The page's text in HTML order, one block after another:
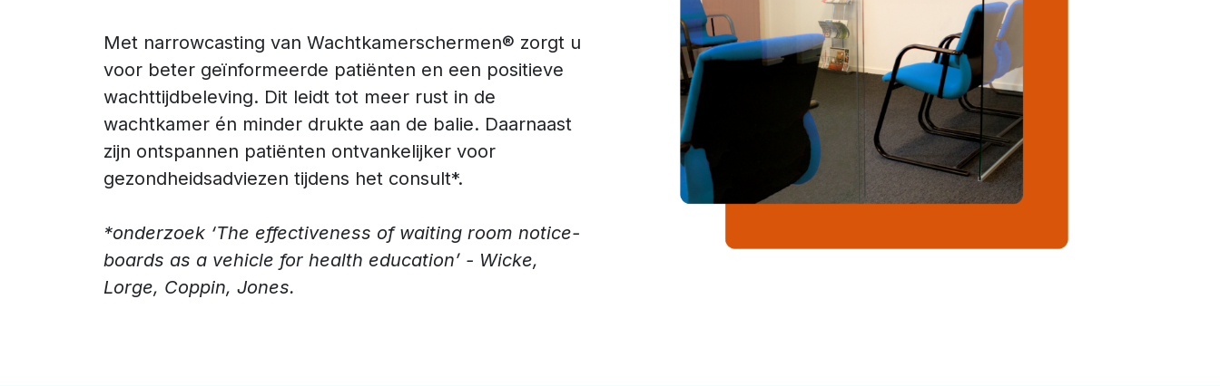
Met narrowcasting van Wachtkamerschermen® zorgt u
voor beter geïnformeerde patiënten en een positieve
wachttijdbeleving. Dit leidt tot meer rust in de
wachtkamer én minder drukte aan de balie. Daarnaast
zijn ontspannen patiënten ontvankelijker voor
gezondheidsadviezen tijdens het consult*.
*onderzoek ‘The effectiveness of waiting room notice-
boards as a vehicle for health education’ - Wicke,
Lorge, Coppin, Jones.